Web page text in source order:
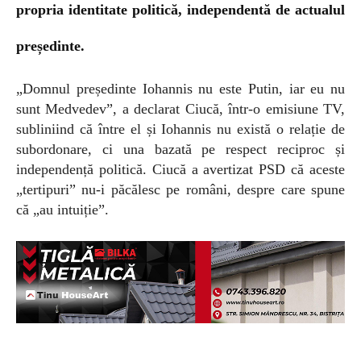
propria identitate politică, independentă de actualul
președinte.
„Domnul președinte Iohannis nu este Putin, iar eu nu
sunt Medvedev”, a declarat Ciucă, într-o emisiune TV,
subliniind că între el și Iohannis nu există o relație de
subordonare, ci una bazată pe respect reciproc și
independență politică. Ciucă a avertizat PSD că aceste
„tertipuri” nu-i păcălesc pe români, despre care spune
că „au intuiție”.